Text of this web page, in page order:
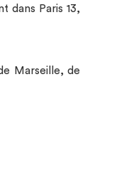
dans Paris 13,
Marseille, de